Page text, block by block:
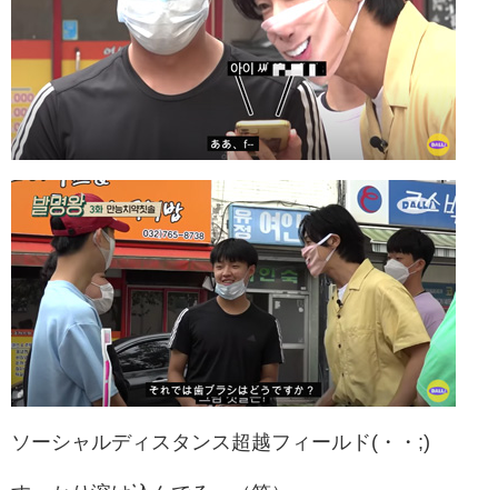
ソーシャルディスタンス超越フィールド(・・;)